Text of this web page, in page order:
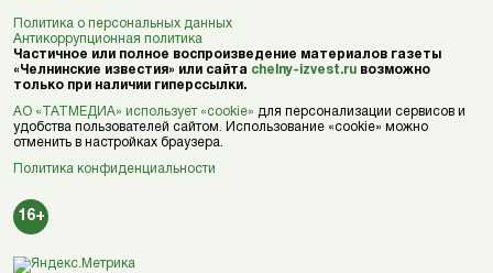
Политика о персональных данных
Антикоррупционная политика
Частичное или полное воспроизведение материалов газеты
«Челнинские известия» или сайта chelny-izvest.ru возможно
только при наличии гиперссылки.
АО «ТАТМЕДИА» использует «cookie» для персонализации сервисов и
удобства пользователей сайтом. Использование «cookie» можно
отменить в настройках браузера.
Политика конфиденциальности
16+